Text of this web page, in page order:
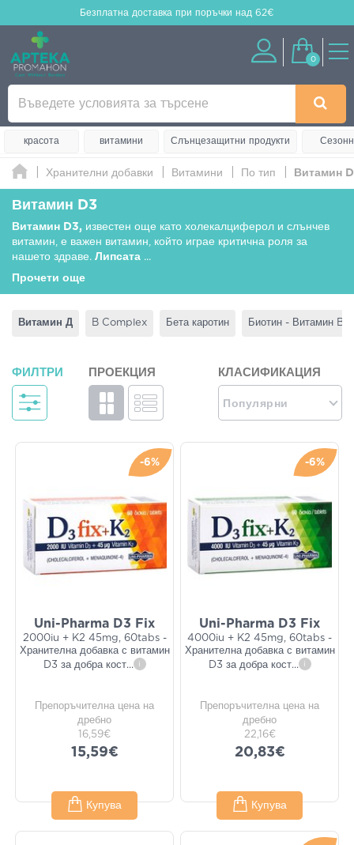
Безплатна доставка при поръчки над 62€
0
красота витамини Слънцезащитни продукти
Хранителни добавки Витамини По тип Витамин
Витамин D3
Витамин D3, известен още като холекалциферол и слънчев
витамин, е важен витамин, който играе критична роля за
нашето здраве. Липсата ...
Прочети още
Витамин Д B Complex Бета каротин Биотин - Витамин B7
ФИЛТРИ ПРОЕКЦИЯ КЛАСИФИКАЦИЯ
Популярни
-6%
Uni-Pharma D3 Fix
2000iu + K2 45mg, 60tabs -
Хранителна добавка с витамин
D3 за добра кост... i
Препоръчителна цена на
дребно
16,59€
15,59€
Купува
-6%
Uni-Pharma D3 Fix
4000iu + K2 45mg, 60tabs -
Хранителна добавка с витамин
D3 за добра кост... i
Препоръчителна цена на
дребно
22,16€
20,83€
Купува